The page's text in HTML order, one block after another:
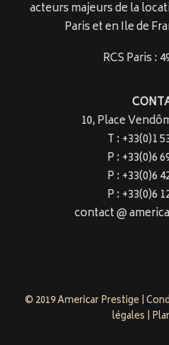
acteurs majeurs de la
Paris et en Ile de
RCS Paris :
10, Place
T : +33(0)1
P : +33(0)6
P : +33(0)6
P : +33(0)6
contact @
© 2019 Americar Prestige |
légales |